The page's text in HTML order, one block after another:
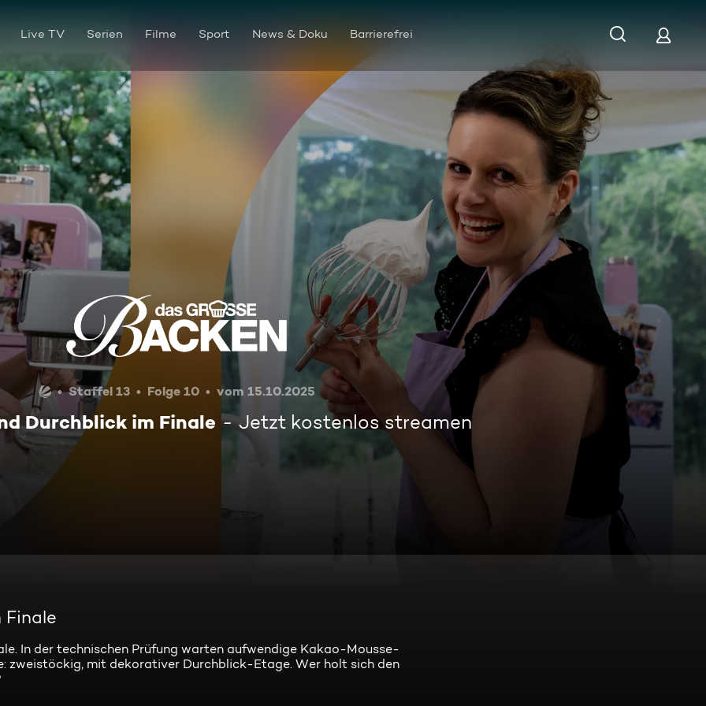
Live TV Serien Filme Sport News & Doku Barrierefrei
Perfektion und Durchblick im Finale
Staffel 13 Folge 10 vom 15.10.2025
Durchblick im Finale Jetzt kostenlos streamen
Finale
In der technischen Prüfung warten aufwendige Kakao-Mousse-
zweistöckig, mit dekorativer Durchblick-Etage. Wer holt sich den